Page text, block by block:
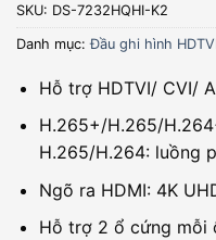
SKU: DS-7232HQHI-K2
Danh mục:Đầu ghi hình
Hỗ trợ HDTVI/ CVI/
H.265+/H.265/
H.265/H.264: luồng
Ngõ ra HDMI: 4K
Hỗ trợ 2 ổ cứng mỗi